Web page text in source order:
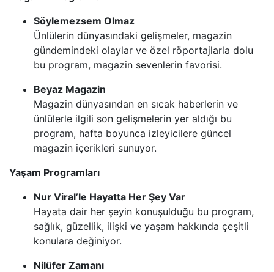
Söylemezsem Olmaz
Ünlülerin dünyasındaki gelişmeler, magazin
gündemindeki olaylar ve özel röportajlarla dolu
bu program, magazin sevenlerin favorisi.
Beyaz Magazin
Magazin dünyasından en sıcak haberlerin ve
ünlülerle ilgili son gelişmelerin yer aldığı bu
program, hafta boyunca izleyicilere güncel
magazin içerikleri sunuyor.
Yaşam Programları
Nur Viral’le Hayatta Her Şey Var
Hayata dair her şeyin konuşulduğu bu program,
sağlık, güzellik, ilişki ve yaşam hakkında çeşitli
konulara değiniyor.
Nilüfer Zamanı